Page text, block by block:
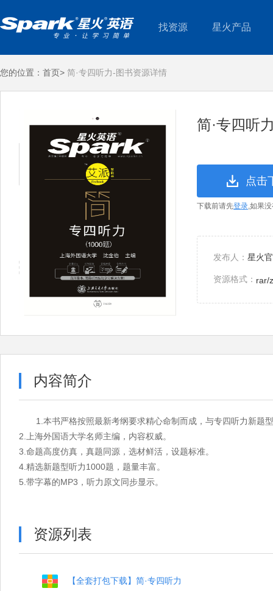
找资源 星火产品
您的位置： 首页> 简·专四听力-图书资源详情
简·专四听
点击
下载前请先登录,如果
发布人： 星火
资源格式： rar/
内容简介
1.本书严格按照最新考纲要求精心命制而成，与专四听力新题
2.上海外国语大学名师主编，内容权威。
3.命题高度仿真，真题同源，选材鲜活，设题标准。
4.精选新题型听力1000题，题量丰富。
5.带字幕的MP3，听力原文同步显示。
资源列表
【全套打包下载】简·专四听力